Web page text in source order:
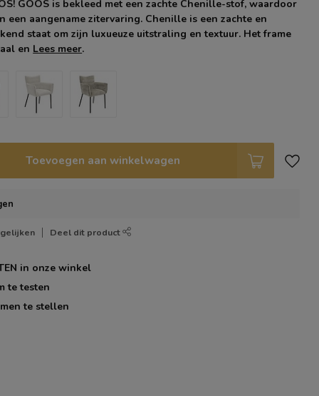
GOOS is bekleed met een zachte Chenille-stof, waardoor
een aangename zitervaring. Chenille is een zachte en
staat om zijn luxueuze uitstraling en textuur. Het frame
en Lees meer.
Toevoegen aan winkelwagen
Deel dit product
in onze winkel
te testen
te stellen